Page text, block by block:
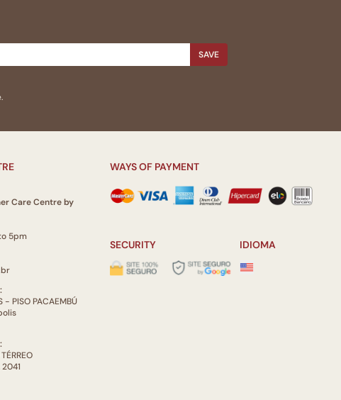
SAVE
Care Centre by
5pm
- PISO PACAEMBÚ
WAYS OF PAYMENT
SECURITY IDIOMA